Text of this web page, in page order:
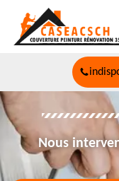
Nous